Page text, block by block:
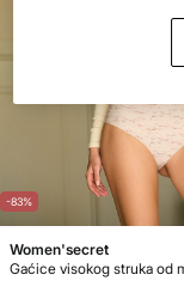
-83%
Women'secret